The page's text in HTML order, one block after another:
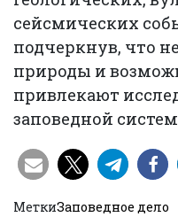
сейсмических
подчеркнув, что
природы и
привлекают
заповедной
МеткиЗаповедное дело